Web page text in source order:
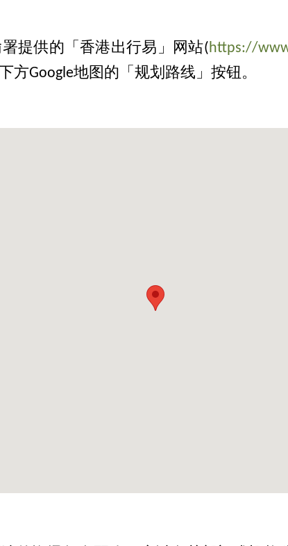
提供的「香港出行易」网站(https://
Google地图的「规划路线」按钮。